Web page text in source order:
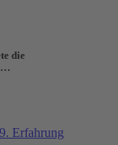
die
…